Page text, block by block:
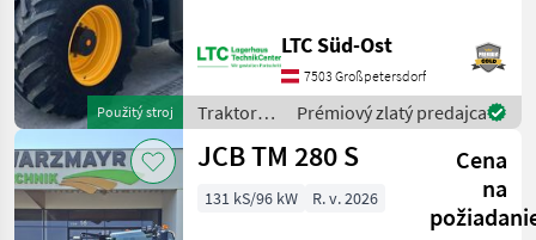
Použitý stroj
Oberlenker vorne: Ja;
Außenbedienung
Frontkraftheber: Ja; Anzahl
der Steuergeräte
doppeltwirkend vorne:
LTC Süd-Ost
7503 Großpetersdorf
Traktory /
JCB
Prémiový zlatý predajca
JCB TM 280 S
Cena
na
131 kS/96 kW R. v. 2026